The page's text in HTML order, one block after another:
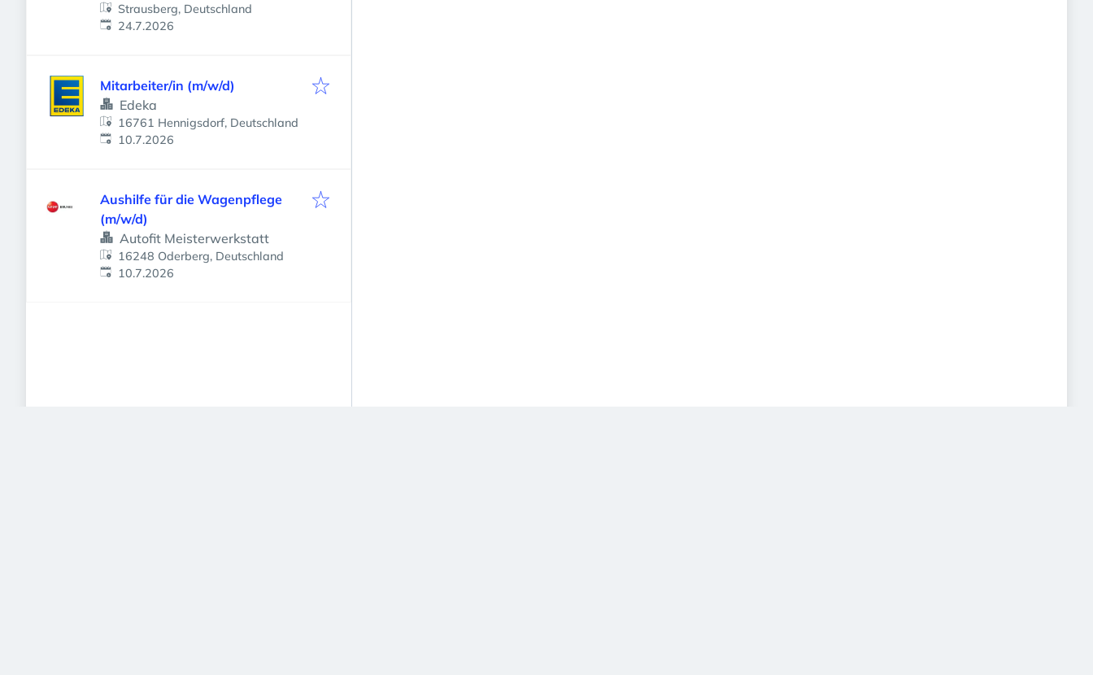
Strausberg, Deutschland
Veröffentlicht:
24.7.2026
Mitarbeiter/in (m/w/d)
Edeka
16761 Hennigsdorf, Deutschland
Veröffentlicht:
10.7.2026
Aushilfe für die Wagenpflege
(m/w/d)
Autofit Meisterwerkstatt
16248 Oderberg, Deutschland
Veröffentlicht:
10.7.2026